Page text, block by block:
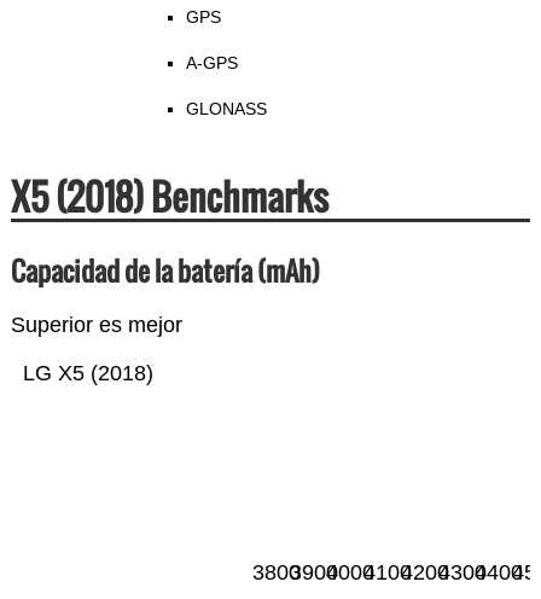
GPS
A-GPS
GLONASS
X5 (2018) Benchmarks
Capacidad de la batería (mAh)
Superior es mejor
LG X5 (2018)
3800390040004100420043004400